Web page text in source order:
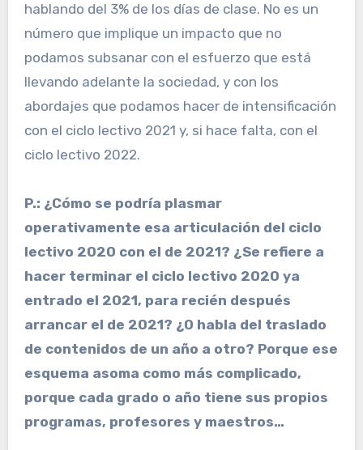
hablando del 3% de los días de clase. No es un
número que implique un impacto que no
podamos subsanar con el esfuerzo que está
llevando adelante la sociedad, y con los
abordajes que podamos hacer de intensificación
con el ciclo lectivo 2021 y, si hace falta, con el
ciclo lectivo 2022.
P.: ¿Cómo se podría plasmar
operativamente esa articulación del ciclo
lectivo 2020 con el de 2021? ¿Se refiere a
hacer terminar el ciclo lectivo 2020 ya
entrado el 2021, para recién después
arrancar el de 2021? ¿O habla del traslado
de contenidos de un año a otro? Porque ese
esquema asoma como más complicado,
porque cada grado o año tiene sus propios
programas, profesores y maestros…